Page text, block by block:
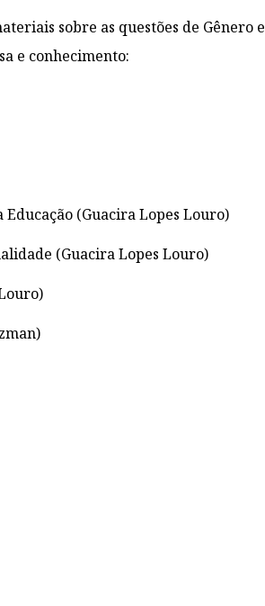
sobre as questões de Gênero e
e conhecimento:
(Guacira Lopes Louro)
(Guacira Lopes Louro)